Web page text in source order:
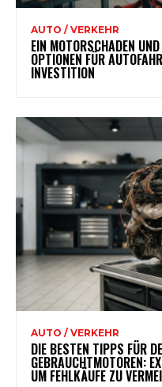
AUTO / VERKEHR
EIN MOTORSCHADEN
OPTIONEN FÜR
INVESTITION
AUTO / VERKEHR
DIE BESTEN TIPPS FÜR
GEBRAUCHTMOTOREN:
UM FEHLKÄUFE ZU